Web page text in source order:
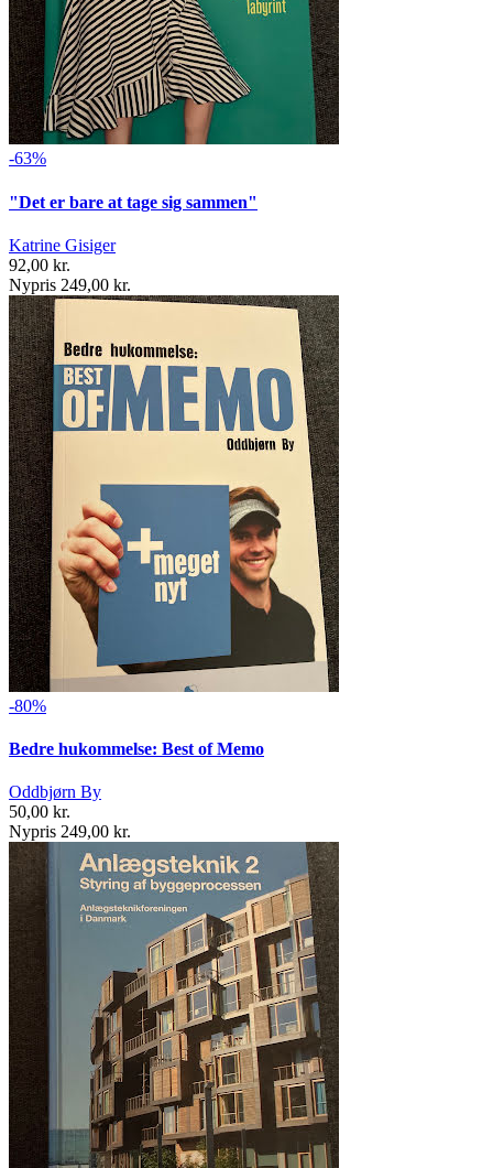
-63%
"Det er bare at tage sig sammen"
Katrine Gisiger
92,00 kr.
Nypris 249,00 kr.
-80%
Bedre hukommelse: Best of Memo
Oddbjørn By
50,00 kr.
Nypris 249,00 kr.